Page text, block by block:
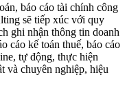
báo cáo tài chính công
sẽ tiếp xúc với quy
ghi nhận thông tin doanh
cáo kế toán thuế, báo cáo
tự động, thực hiện
và chuyên nghiệp, hiệu